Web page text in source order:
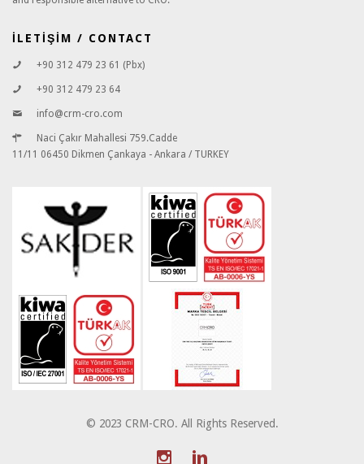
İLETİŞİM / CONTACT
+90 312 479 23 61 (Pbx)
+90 312 479 23 64
info@crm-cro.com
Naci Çakır Mahallesi 759.Cadde
11/11 06450 Dikmen Çankaya - Ankara / TURKEY
© 2023 CRM-CRO. All Rights Reserved.